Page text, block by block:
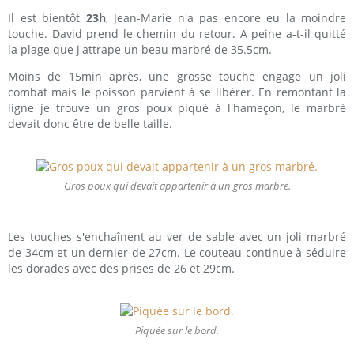
Il est bientôt 23h, Jean-Marie n'a pas encore eu la moindre
touche. David prend le chemin du retour. A peine a-t-il quitté
la plage que j'attrape un beau marbré de 35.5cm.
Moins de 15min après, une grosse touche engage un joli
combat mais le poisson parvient à se libérer. En remontant la
ligne je trouve un gros poux piqué à l'hameçon, le marbré
devait donc être de belle taille.
Gros poux qui devait appartenir à un gros marbré.
Les touches s'enchaînent au ver de sable avec un joli marbré
de 34cm et un dernier de 27cm. Le couteau continue à séduire
les dorades avec des prises de 26 et 29cm.
Piquée sur le bord.